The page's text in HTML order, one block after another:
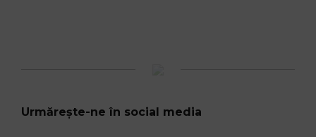
Urmărește-ne în social media